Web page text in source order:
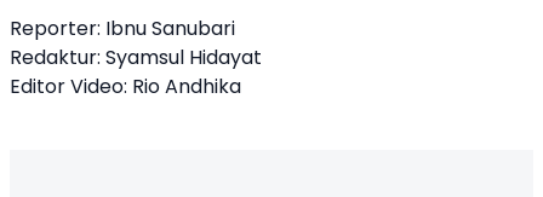
Reporter: Ibnu Sanubari
Redaktur: Syamsul Hidayat
Editor Video: Rio Andhika